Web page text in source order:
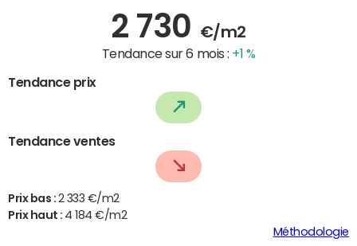
2 730 €/m2
Tendance sur 6 mois : +1 %
Tendance prix
Tendance ventes
Prix bas : 2 333 €/m2
Prix haut : 4 184 €/m2
Méthodologie